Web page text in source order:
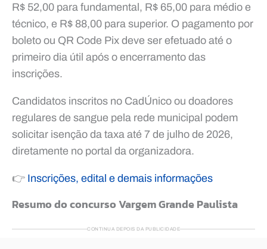
R$ 52,00 para fundamental, R$ 65,00 para médio e
técnico, e R$ 88,00 para superior. O pagamento por
boleto ou QR Code Pix deve ser efetuado até o
primeiro dia útil após o encerramento das
inscrições.
Candidatos inscritos no CadÚnico ou doadores
regulares de sangue pela rede municipal podem
solicitar isenção da taxa até 7 de julho de 2026,
diretamente no portal da organizadora.
👉 Inscrições, edital e demais informações
Resumo do concurso Vargem Grande Paulista
CONTINUA DEPOIS DA PUBLICIDADE